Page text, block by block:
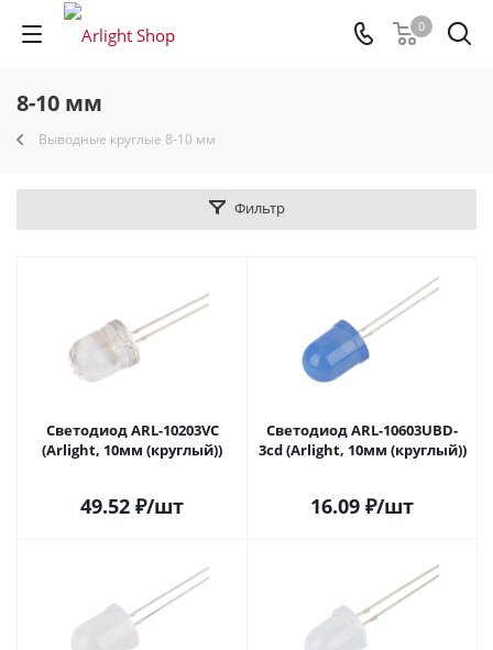
0
8-10 мм
Выводные круглые 8-10 мм
Фильтр
Светодиод ARL-10203VC
(Arlight, 10мм (круглый))
49.52 ₽/шт
Светодиод ARL-10603UBD-
3cd (Arlight, 10мм (круглый))
16.09 ₽/шт